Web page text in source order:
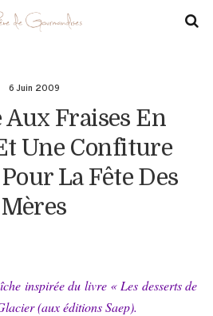
6 Juin 2009
Fraises En
Une Confiture
La Fête Des
Mères
inspirée du livre « Les desserts de
(aux éditions Saep).